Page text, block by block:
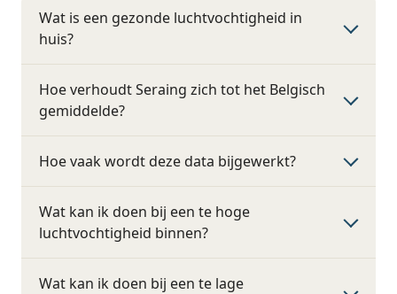
Wat is een gezonde luchtvochtigheid in
huis?
Hoe verhoudt Seraing zich tot het Belgisch
gemiddelde?
Hoe vaak wordt deze data bijgewerkt?
Wat kan ik doen bij een te hoge
luchtvochtigheid binnen?
Wat kan ik doen bij een te lage